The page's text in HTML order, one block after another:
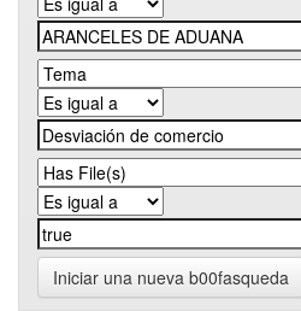
Iniciar una nueva b00fasqueda